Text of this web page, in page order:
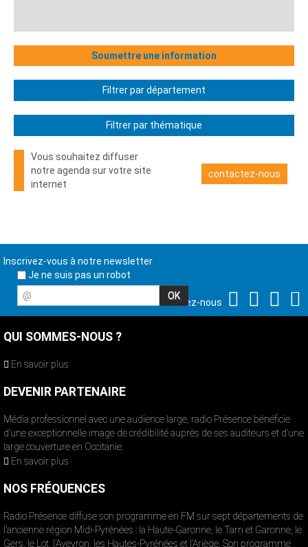
Soumettre une information
Filtrer par département
Filtrer par thématique
Vous souhaitez diffuser
notre agenda sur votre site
internet
contactez-nous
Inscrivez-vous à notre newsletter
Je ne suis pas un robot
@
Suivez-nous
QUI SOMMES-NOUS ?
En savoir plus
DEVENIR PARTENAIRE
Média professionnel avec une audience large, radio Présence bénéficie
d’une exceptionnelle image de crédibilité auprès de ses auditeurs et d’une
large couverture en Occitanie.
En savoir plus
NOS FRÉQUENCES
Radio Présence diffuse son programme en FM sur sept départements de
l’ancienne région Midi-Pyrénées : la Haute-Garonne, le Tarn et Garonne, le
Gers, le Lot, l’Aveyron, les Hautes-Pyrénées et l’Ariège. Son programme